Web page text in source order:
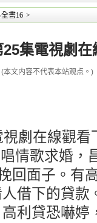
全書16 >
25集電視劇
(本文内容不代表本站观点。)
劇在線觀看
情歌求婚，
回面子。有
借下的貸款
利貸恐嚇婷